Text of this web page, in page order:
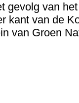
gevolg van
kant van de
van Groen